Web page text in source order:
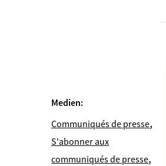
Medien:
Communiqués de presse,
S'abonner aux
communiqués de presse,